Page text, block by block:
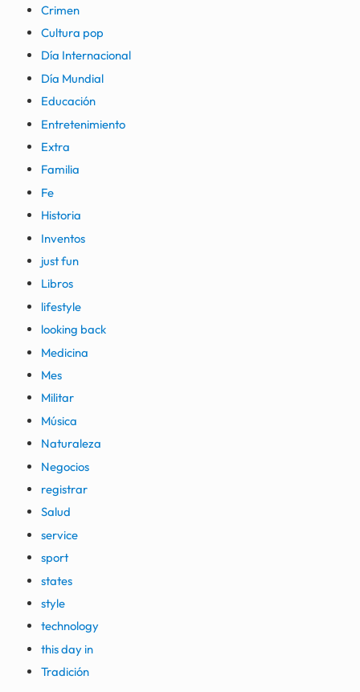
Crimen
Cultura pop
Día Internacional
Día Mundial
Educación
Entretenimiento
Extra
Familia
Fe
Historia
Inventos
just fun
Libros
lifestyle
looking back
Medicina
Mes
Militar
Música
Naturaleza
Negocios
registrar
Salud
service
sport
states
style
technology
this day in
Tradición